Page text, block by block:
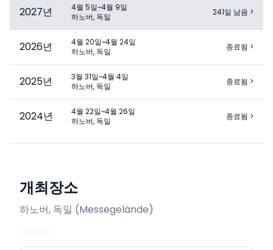
2027년
4월 5일~4월 9일
하노버, 독일
241일 남음 >
2026년
4월 20일~4월 24일
하노버, 독일
종료됨 >
2025년
3월 31일~4월 4일
하노버, 독일
종료됨 >
2024년
4월 22일~4월 26일
하노버, 독일
종료됨 >
개최장소
하노버, 독일 (Messegelände)